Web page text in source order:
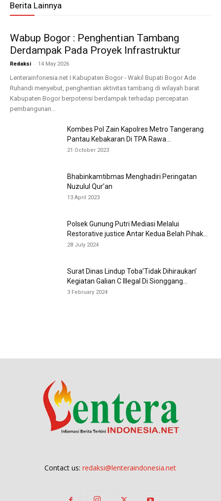
Berita Lainnya
Wabup Bogor : Penghentian Tambang
Derdampak Pada Proyek Infrastruktur
Redaksi - 14 May 2026
Lenterainfonesia.net I Kabupaten Bogor - Wakil Bupati Bogor Ade
Ruhandi menyebut, penghentian aktivitas tambang di wilayah barat
Kabupaten Bogor berpotensi berdampak terhadap percepatan
pembangunan...
Kombes Pol Zain Kapolres Metro Tangerang
Pantau Kebakaran Di TPA Rawa...
21 October 2023
Bhabinkamtibmas Menghadiri Peringatan
Nuzulul Qur’an
13 April 2023
Polsek Gunung Putri Mediasi Melalui
Restorative justice Antar Kedua Belah Pihak...
28 July 2024
Surat Dinas Lindup Toba’Tidak Dihiraukan’
Kegiatan Galian C Illegal Di Sionggang...
3 February 2024
Contact us:redaksi@lenteraindonesia.net